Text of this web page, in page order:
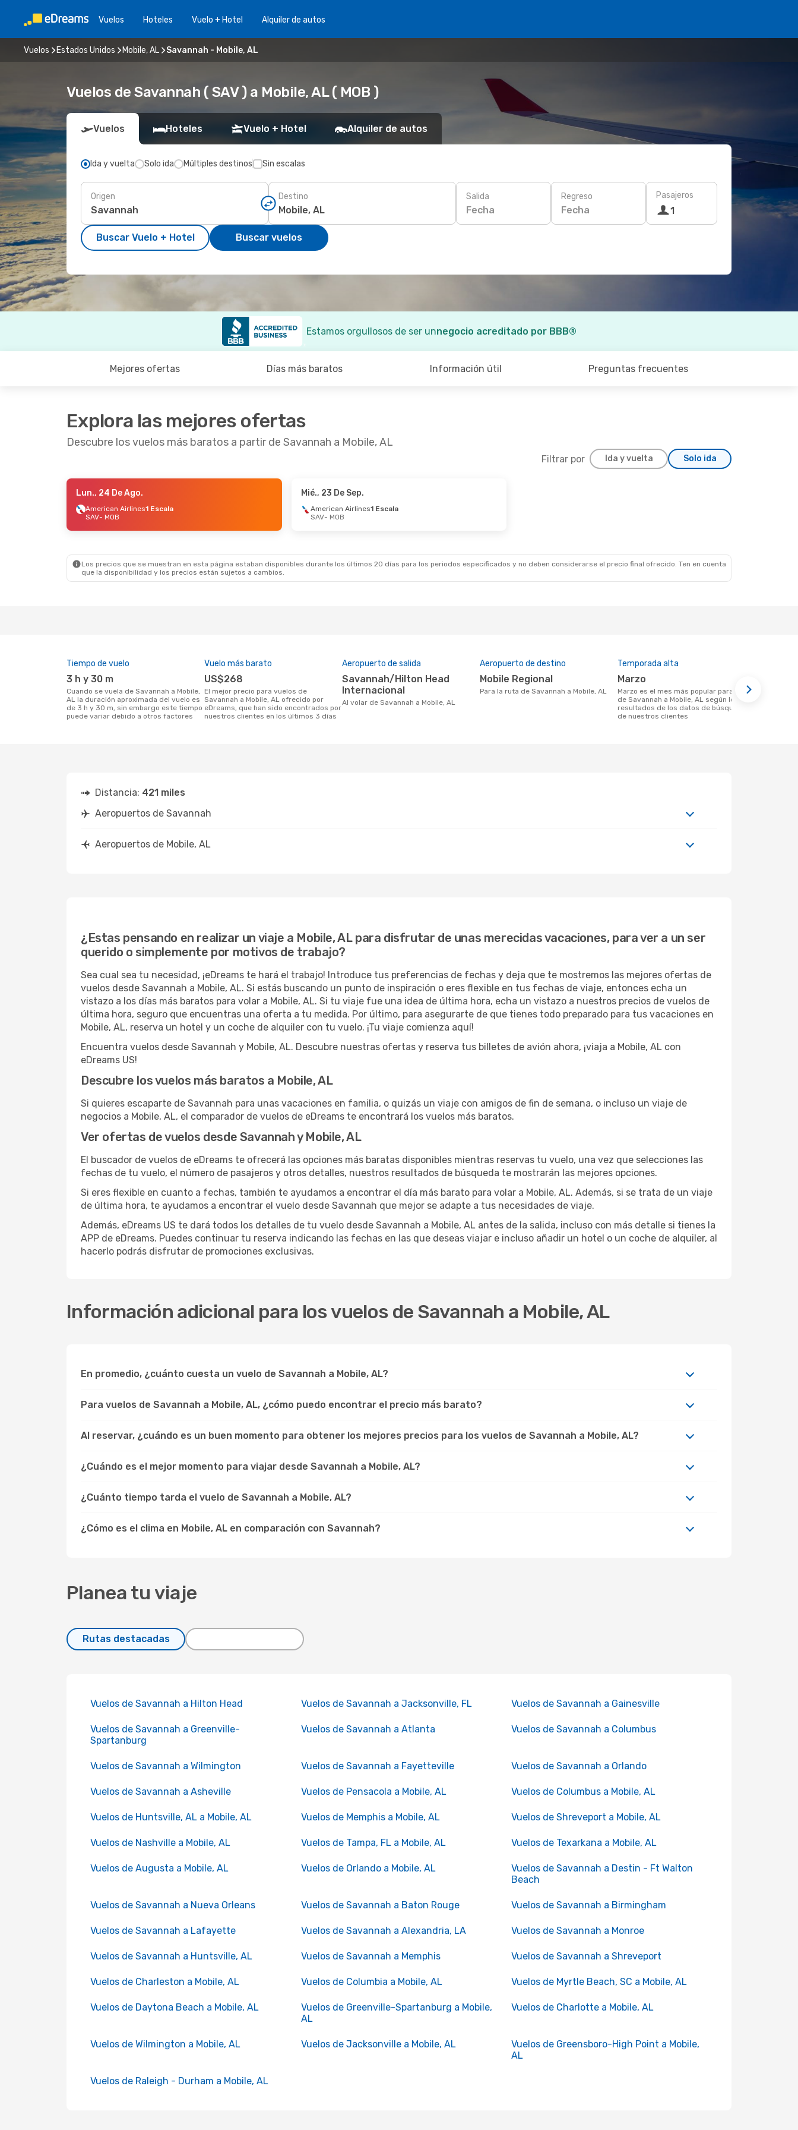
Vuelos Hoteles Vuelo + Hotel Alquiler de autos
Vuelos Estados Unidos Mobile, AL Savannah - Mobile, AL
Vuelos de Savannah ( SAV ) a Mobile, AL ( MOB )
Vuelos Hoteles Vuelo + Hotel Alquiler de autos
Ida y vuelta Solo ida Múltiples destinos Sin escalas
Origen Destino Salida
Fecha
Regreso
Fecha
Pasajeros
1
Buscar Vuelo + Hotel Buscar vuelos
Estamos orgullosos de ser unnegocio acreditado por BBB®
Mejores ofertas Días más baratos Información útil Preguntas frecuentes
Explora las mejores ofertas
Descubre los vuelos más baratos a partir de Savannah a Mobile, AL
Filtrar por Ida y vuelta Solo ida
- Sáb., 5 De Sep.
1 Escala
Lun., 24 De Ago.
American Airlines1 Escala
SAV- MOB
Mié., 23 De Sep.
American Airlines1 Escala
SAV- MOB
Los precios que se muestran en esta página estaban disponibles durante los últimos 20 días para los periodos especificados y no deben considerarse el precio final ofrecido. Ten en cuenta
que la disponibilidad y los precios están sujetos a cambios.
Tiempo de vuelo
3 h y 30 m
Cuando se vuela de Savannah a Mobile,
AL la duración aproximada del vuelo es
de 3 h y 30 m, sin embargo este tiempo
puede variar debido a otros factores
Vuelo más barato
US$268
El mejor precio para vuelos de
Savannah a Mobile, AL ofrecido por
eDreams, que han sido encontrados por
nuestros clientes en los últimos 3 días
Aeropuerto de salida
Savannah/Hilton Head
Internacional
Al volar de Savannah a Mobile, AL
Aeropuerto de destino
Mobile Regional
Para la ruta de Savannah a Mobile, AL
Temporada alta
marzo
marzo es el mes más popular para volar
de Savannah a Mobile, AL según los
resultados de los datos de búsqueda
de nuestros clientes
Distancia: 421 miles
Aeropuertos de Savannah
Aeropuertos de Mobile, AL
¿Estas pensando en realizar un viaje a Mobile, AL para disfrutar de unas merecidas vacaciones, para ver a un ser
querido o simplemente por motivos de trabajo?
Sea cual sea tu necesidad, ¡eDreams te hará el trabajo! Introduce tus preferencias de fechas y deja que te mostremos las mejores ofertas de
vuelos desde Savannah a Mobile, AL. Si estás buscando un punto de inspiración o eres flexible en tus fechas de viaje, entonces echa un
vistazo a los días más baratos para volar a Mobile, AL. Si tu viaje fue una idea de última hora, echa un vistazo a nuestros precios de vuelos de
última hora, seguro que encuentras una oferta a tu medida. Por último, para asegurarte de que tienes todo preparado para tus vacaciones en
Mobile, AL, reserva un hotel y un coche de alquiler con tu vuelo. ¡Tu viaje comienza aquí!
Encuentra vuelos desde Savannah y Mobile, AL. Descubre nuestras ofertas y reserva tus billetes de avión ahora, ¡viaja a Mobile, AL con
eDreams US!
Descubre los vuelos más baratos a Mobile, AL
Si quieres escaparte de Savannah para unas vacaciones en familia, o quizás un viaje con amigos de fin de semana, o incluso un viaje de
negocios a Mobile, AL, el comparador de vuelos de eDreams te encontrará los vuelos más baratos.
Ver ofertas de vuelos desde Savannah y Mobile, AL
El buscador de vuelos de eDreams te ofrecerá las opciones más baratas disponibles mientras reservas tu vuelo, una vez que selecciones las
fechas de tu vuelo, el número de pasajeros y otros detalles, nuestros resultados de búsqueda te mostrarán las mejores opciones.
Si eres flexible en cuanto a fechas, también te ayudamos a encontrar el día más barato para volar a Mobile, AL. Además, si se trata de un viaje
de última hora, te ayudamos a encontrar el vuelo desde Savannah que mejor se adapte a tus necesidades de viaje.
Además, eDreams US te dará todos los detalles de tu vuelo desde Savannah a Mobile, AL antes de la salida, incluso con más detalle si tienes la
APP de eDreams. Puedes continuar tu reserva indicando las fechas en las que deseas viajar e incluso añadir un hotel o un coche de alquiler, al
hacerlo podrás disfrutar de promociones exclusivas.
Información adicional para los vuelos de Savannah a Mobile, AL
En promedio, ¿cuánto cuesta un vuelo de Savannah a Mobile, AL?
Para vuelos de Savannah a Mobile, AL, ¿cómo puedo encontrar el precio más barato?
Al reservar, ¿cuándo es un buen momento para obtener los mejores precios para los vuelos de Savannah a Mobile, AL?
¿Cuándo es el mejor momento para viajar desde Savannah a Mobile, AL?
¿Cuánto tiempo tarda el vuelo de Savannah a Mobile, AL?
¿Cómo es el clima en Mobile, AL en comparación con Savannah?
Planea tu viaje
Rutas destacadas
Vuelos de Savannah a Hilton Head Vuelos de Savannah a Jacksonville, FL Vuelos de Savannah a Gainesville
Vuelos de Savannah a Greenville-
Spartanburg
Vuelos de Savannah a Atlanta Vuelos de Savannah a Columbus
Vuelos de Savannah a Wilmington Vuelos de Savannah a Fayetteville Vuelos de Savannah a Orlando
Vuelos de Savannah a Asheville Vuelos de Pensacola a Mobile, AL Vuelos de Columbus a Mobile, AL
Vuelos de Huntsville, AL a Mobile, AL Vuelos de Memphis a Mobile, AL Vuelos de Shreveport a Mobile, AL
Vuelos de Nashville a Mobile, AL Vuelos de Tampa, FL a Mobile, AL Vuelos de Texarkana a Mobile, AL
Vuelos de Augusta a Mobile, AL Vuelos de Orlando a Mobile, AL
Vuelos de Savannah a Destin - Ft Walton
Beach
Vuelos de Savannah a Nueva Orleans Vuelos de Savannah a Baton Rouge Vuelos de Savannah a Birmingham
Vuelos de Savannah a Lafayette Vuelos de Savannah a Alexandria, LA Vuelos de Savannah a Monroe
Vuelos de Savannah a Huntsville, AL Vuelos de Savannah a Memphis Vuelos de Savannah a Shreveport
Vuelos de Charleston a Mobile, AL Vuelos de Columbia a Mobile, AL Vuelos de Myrtle Beach, SC a Mobile, AL
Vuelos de Daytona Beach a Mobile, AL
Vuelos de Greenville-Spartanburg a Mobile,
AL
Vuelos de Charlotte a Mobile, AL
Vuelos de Wilmington a Mobile, AL Vuelos de Jacksonville a Mobile, AL
Vuelos de Greensboro-High Point a Mobile,
AL
Vuelos de Raleigh - Durham a Mobile, AL